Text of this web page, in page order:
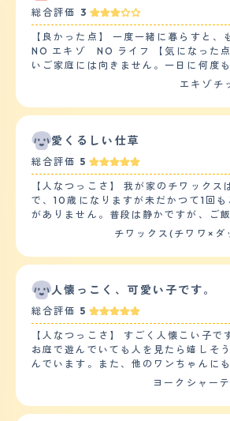
総合評価 3
【良かった点】 一度一緒に暮らすと、
NO エキゾ NO ライフ 【気になった点】 お留守番の長
いご家庭には向きません。一日に何度
を綺麗にしてあげないと、目のトラブ
うちの子達はベタベタされるのが嫌い
エキゾ
愛くるしい仕草
総合評価 5
【人なつっこさ】 我が家のチワックス
で、10歳になりますが未だかつて1回も
がありません。普段は静かですが、ご
うとガサガサっとパッケージの音が少
ワンちゃんと会った際は、近くに寄っ
なく人間が近づいてきても自ら寄って
てほしいような仕草を見せるなどとて
【落ち着き】 家にいる時も外出先でも
あります。ただし、先住犬のパピヨン
時は、パピヨンが吠え始めると一緒に
吠えることもありますが、基本的にご
びりと落ち着いた様子です。 【しつけやすさ】 しつけも
ほとんど必要ありませんでした。ただ
で、食べないようにするしつけは行い
チワックス(チワワ×ダ
人懐っこく、可愛い子です。
総合評価 5
【人なつっこさ】 すごく人懐こい子で
お庭で遊んでいても人を見たら嬉しそ
んでいます。また、他のワンちゃんに
らず近寄って挨拶をしています。 お散歩中、超大型犬の
き少しヒヤヒヤしましまた。 また、怖い思いをしていな
ヨークシャー